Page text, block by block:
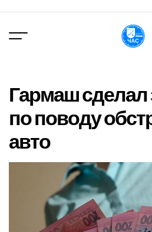
вмісту
Гармаш сделал
по поводу
авто